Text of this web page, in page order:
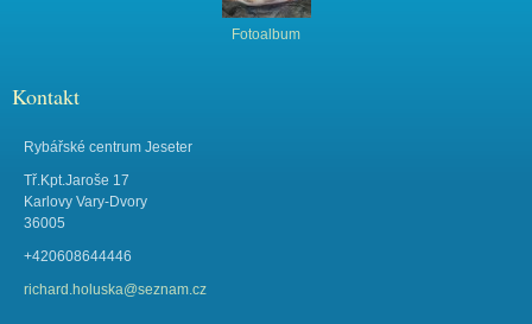
Fotoalbum
Kontakt
Rybářské centrum Jeseter
Tř.Kpt.Jaroše 17
Karlovy Vary-Dvory
36005
+420608644446
richard.holuska@seznam.cz